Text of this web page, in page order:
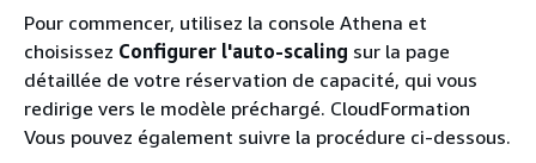
Pour commencer, utilisez la console Athena et
choisissez Configurer l'auto-scaling sur la page
détaillée de votre réservation de capacité, qui vous
redirige vers le modèle préchargé. CloudFormation
Vous pouvez également suivre la procédure ci-dessous.